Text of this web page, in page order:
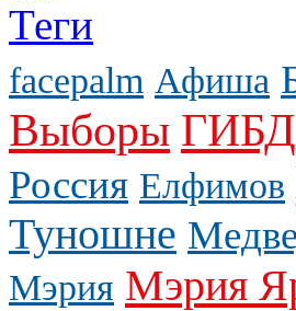
Теги
facepalm Афиша
Выборы
Россия Елфимов
Туношне
Мэрия Мэрия